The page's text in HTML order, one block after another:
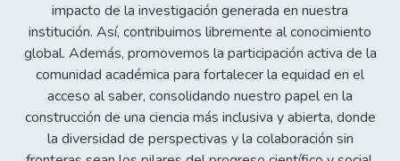
impacto de la investigación generada en nuestra
institución. Así, contribuimos libremente al conocimiento
global. Además, promovemos la participación activa de la
comunidad académica para fortalecer la equidad en el
acceso al saber, consolidando nuestro papel en la
construcción de una ciencia más inclusiva y abierta, donde
la diversidad de perspectivas y la colaboración sin